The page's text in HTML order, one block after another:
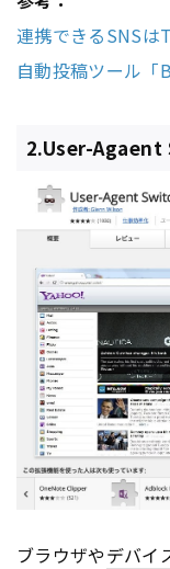
連携できるSNS
自動投稿ツール「
2.User-
ブラウザやデバイ